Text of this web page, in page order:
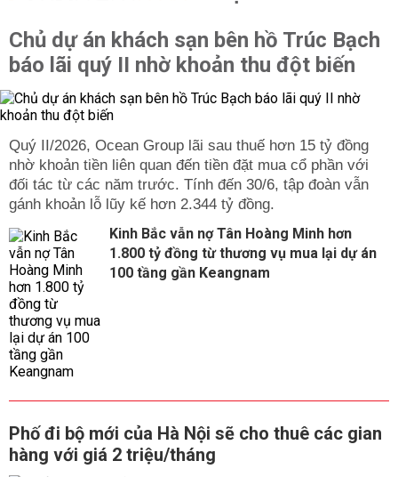
Chủ dự án khách sạn bên hồ Trúc Bạch
báo lãi quý II nhờ khoản thu đột biến
Quý II/2026, Ocean Group lãi sau thuế hơn 15 tỷ đồng
nhờ khoản tiền liên quan đến tiền đặt mua cổ phần với
đối tác từ các năm trước. Tính đến 30/6, tập đoàn vẫn
gánh khoản lỗ lũy kế hơn 2.344 tỷ đồng.
Kinh Bắc vẫn nợ Tân Hoàng Minh hơn
1.800 tỷ đồng từ thương vụ mua lại dự án
100 tầng gần Keangnam
Phố đi bộ mới của Hà Nội sẽ cho thuê các gian
hàng với giá 2 triệu/tháng